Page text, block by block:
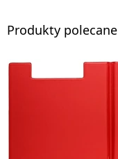
Produkty polecane